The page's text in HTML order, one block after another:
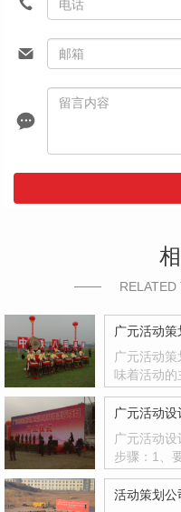
广元活动策
广元活动
味着活动的
广元活动设
广元活动
步骤：1、
活动策划公